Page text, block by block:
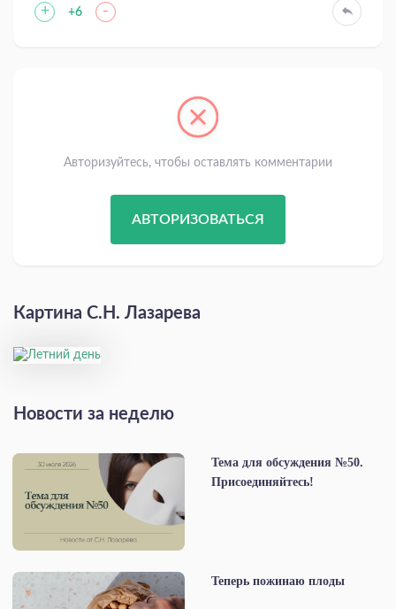
+ +6 -
Авторизуйтесь, чтобы оставлять комментарии
АВТОРИЗОВАТЬСЯ
Картина С.Н. Лазарева
Новости за неделю
Тема для обсуждения №50.
Присоединяйтесь!
Теперь пожинаю плоды